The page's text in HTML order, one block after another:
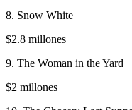
8. Snow White
$2.8 millones
9. The Woman in the Yard
$2 millones